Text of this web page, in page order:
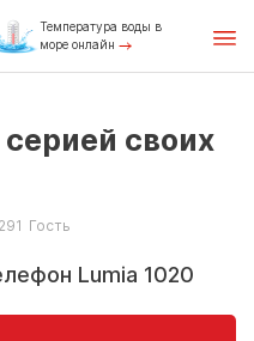
Температура воды в
море онлайн
своих
Гость
Lumia 1020